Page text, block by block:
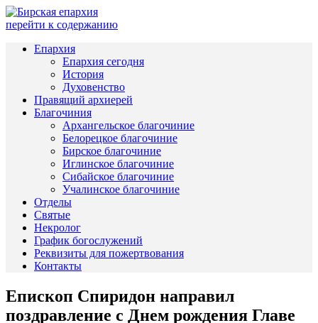
перейти к содержанию
Епархия
Епархия сегодня
История
Духовенство
Правящий архиерей
Благочиния
Архангельское благочиние
Белорецкое благочиние
Бирское благочиние
Иглинское благочиние
Сибайское благочиние
Учалинское благочиние
Отделы
Святые
Некролог
График богослужений
Реквизиты для пожертвования
Контакты
Епископ Спиридон направил
поздравление с Днем рождения Главе